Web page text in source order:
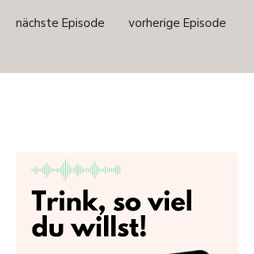
nächste Episode vorherige Episode